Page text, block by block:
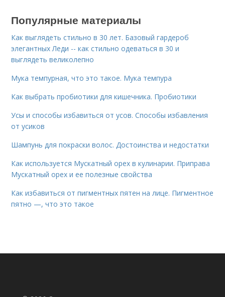
Популярные материалы
Как выглядеть стильно в 30 лет. Базовый гардероб
элегантных Леди -- как стильно одеваться в 30 и
выглядеть великолепно
Мука темпурная, что это такое. Мука темпура
Как выбрать пробиотики для кишечника. Пробиотики
Усы и способы избавиться от усов. Способы избавления
от усиков
Шампунь для покраски волос. Достоинства и недостатки
Как используется Мускатный орех в кулинарии. Приправа
Мускатный орех и ее полезные свойства
Как избавиться от пигментных пятен на лице. Пигментное
пятно —, что это такое